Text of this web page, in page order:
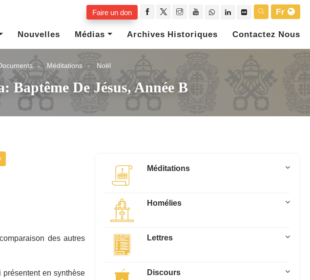
Faire un don
Fr
Nouvelles Médias Archives Historiques Contactez Nous
Méditations Noël
De Jésus, Année B
des autres
en synthèse
Méditations
Homélies
Lettres
Discours